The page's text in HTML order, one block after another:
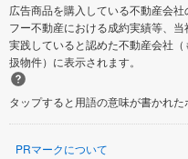
広告商品を購入している不動産会
フー不動産における成約実績等、
実践していると認めた不動産会社
扱物件）に表示されます。
タップすると用語の意味が書かれた
PRマークについて